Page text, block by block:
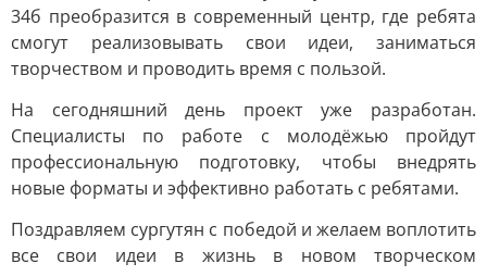
34б преобразится в современный центр, где ребята
смогут реализовывать свои идеи, заниматься
творчеством и проводить время с пользой.
На сегодняшний день проект уже разработан.
Специалисты по работе с молодёжью пройдут
профессиональную подготовку, чтобы внедрять
новые форматы и эффективно работать с ребятами.
Поздравляем сургутян с победой и желаем воплотить
все свои идеи в жизнь в новом творческом